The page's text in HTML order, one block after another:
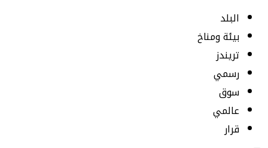
البلد
بيئة ومناخ
تريندز
رسمي
سوق
عالمي
قرار